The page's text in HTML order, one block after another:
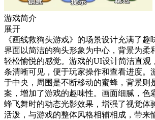
游戏简介
展开
《画线救狗头游戏》的场景设计充满了趣
界面以简洁的狗头形象为中心，背景为柔
轻松愉悦的感觉。游戏的UI设计简洁直观
条清晰可见，便于玩家操作和查看进度。
于中央，周围是不断移动的蜜蜂，背景则
案，增加了游戏的趣味性。画面细腻，色
蜂飞舞时的动态光影效果，增强了视觉体
活泼，与游戏的整体风格相辅相成，带来